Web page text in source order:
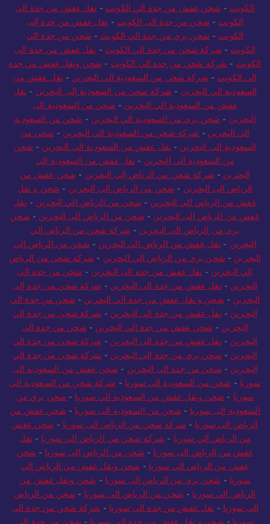
الكويت - شحن عفش من جدة الي الكويت - نقل عفش من جدة الى
الكويت - شحن من جدة الى الكويت - نقل عفش من جدة إلى
الكويت - شحن بري من جدة الي الكويت - شحن من جدة الي
الكويت - شركة شحن من جدة الي الكويت - نقل عفش من جدة الى
الكويت - شركة شحن من جدة الي الكويت - شحن ونقل عفش من جدة
الي الكويت - شركة شحن من السعودية الي البحرين - نقل عفش من
السعودية الي البحرين - شركة شحن من السعودية إلى البحرين - نقل
عفش من السعودية الي البحرين - شحن من السعودية الى
البحرين - شحن بري من السعودية الي البحرين - شحن من السعودية
الي البحرين - شركة شحن من السعودية الي البحرين - شحن من
السعودية الى البحرين - نقل عفش من السعودية الي البحرين - شحن
من السعودية الي البحرين - نقل عفش من السعودية الي
البحرين - شركة شحن من الرياض إلى البحرين - شحن عفش من
الرياض الى البحرين - شحن من الرياض الى البحرين - شحن و نقل
عفش من الرياض الي البحرين - شحن من الرياض الي البحرين - نقل
عفش من الرياض الى البحرين - شحن من الرياض الى البحرين - شحن
بري من الرياض الي البحرين - شركة شحن من الرياض الي
البحرين - نقل عفش من الرياض الى البحرين - شحن من الرياض الي
البحرين - شحن بري من الرياض الي البحرين - شركة شحن من الرياض
الي البحرين - نقل عفش من جدة الى البحرين - شحن من جدة الي
البحرين - نقل عفش من جدة الى البحرين - شركة شحن من جدة إلى
البحرين - شحن و نقل عفش من جدة الي البحرين - شحن من جدة الى
البحرين - نقل عفش من جدة الى البحرين - شركة شحن من جدة الي
البحرين - شحن عفش من جدة الي البحرين - شحن من جدة الى
البحرين - نقل عفش من جدة الى البحرين - شركة شحن من جدة الي
البحرين - شحن بري من جدة إلى البحرين - شركة شحن من جدة الي
البحرين - شحن من جدة الى البحرين - شحن عفش من السعودية الى
سوريا - شحن من السعودية الى سوريا - شركة شحن من السعودية الى
سوريا - شحن ونقل عفش من السعودية الي سوريا - شحن بري من
السعودية إلى سوريا - شحن من السعودية الى سوريا - شحن عفش من
الرياض الى سوريا - شركة شحن من الرياض الى سوريا - شحن عفش
من الرياض الي سوريا - شركة شحن من الرياض الي سوريا - نقل
عفش من الرياض الى سوريا - شحن من الرياض الى سوريا - شحن
عفش من الرياض الي سوريا - شحن ونقل عفش من الرياض الي
سوريا - شحن بري من الرياض إلى سوريا - شحن ونقل عفش من
الرياض الي سوريا - شحن من الرياض الى سوريا - شحن من الرياض
الى سوريا - نقل عفش من جدة الى سوريا - شركة شحن من جدة الى
سوريا - شحن و نقل عفش من جدة الى سوريا - شحن من جدة الى